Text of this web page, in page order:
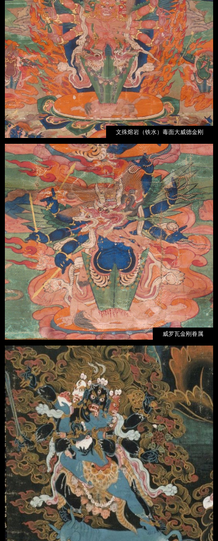
文殊熔岩（铁水）毒面大威德金刚
威罗瓦金刚眷属